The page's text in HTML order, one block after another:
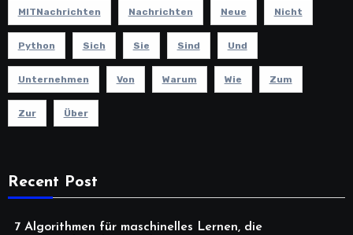
MITNachrichten Nachrichten Neue Nicht
Python Sich Sie Sind Und
Unternehmen Von Warum Wie Zum
Zur Über
Recent Post
7 Algorithmen für maschinelles Lernen, die